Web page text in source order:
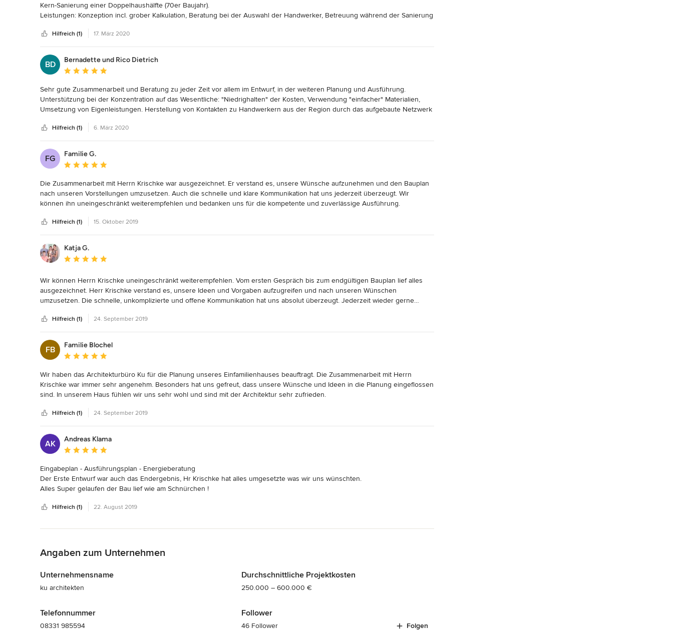
Kern-Sanierung einer Doppelhaushälfte (70er Baujahr).
Leistungen: Konzeption incl. grober Kalkulation, Beratung bei der Auswahl der Handwerker, Betreuung während der Sanierung
Hilfreich (1) 17. März 2020
BD
Bernadette und Rico Dietrich
Durchschnittliche Bewertung: 5 von 5 Sternen
Sehr gute Zusammenarbeit und Beratung zu jeder Zeit vor allem im Entwurf, in der weiteren Planung und Ausführung.
Unterstützung bei der Konzentration auf das Wesentliche: "Niedrighalten" der Kosten, Verwendung "einfacher" Materialien,
Umsetzung von Eigenleistungen. Herstellung von Kontakten zu Handwerkern aus der Region durch das aufgebaute Netzwerk
Hilfreich (1) 6. März 2020
FG
Familie G.
Durchschnittliche Bewertung: 5 von 5 Sternen
Die Zusammenarbeit mit Herrn Krischke war ausgezeichnet. Er verstand es, unsere Wünsche aufzunehmen und den Bauplan
nach unseren Vorstellungen umzusetzen. Auch die schnelle und klare Kommunikation hat uns jederzeit überzeugt. Wir
können ihn uneingeschränkt weiterempfehlen und bedanken uns für die kompetente und zuverlässige Ausführung.
Hilfreich (1) 15. Oktober 2019
Katja G.
Durchschnittliche Bewertung: 5 von 5 Sternen
Wir können Herrn Krischke uneingeschränkt weiterempfehlen. Vom ersten Gespräch bis zum endgültigen Bauplan lief alles
ausgezeichnet. Herr Krischke verstand es, unsere Ideen und Vorgaben aufzugreifen und nach unseren Wünschen
umzusetzen. Die schnelle, unkomplizierte und offene Kommunikation hat uns absolut überzeugt. Jederzeit wieder gerne…
Hilfreich (1) 24. September 2019
FB
Familie Blochel
Durchschnittliche Bewertung: 5 von 5 Sternen
Wir haben das Architekturbüro Ku für die Planung unseres Einfamilienhauses beauftragt. Die Zusammenarbeit mit Herrn
Krischke war immer sehr angenehm. Besonders hat uns gefreut, dass unsere Wünsche und Ideen in die Planung eingeflossen
sind. In unserem Haus fühlen wir uns sehr wohl und sind mit der Architektur sehr zufrieden.
Hilfreich (1) 24. September 2019
AK
Andreas Klama
Durchschnittliche Bewertung: 5 von 5 Sternen
Eingabeplan - Ausführungsplan - Energieberatung
Der Erste Entwurf war auch das Endergebnis, Hr Krischke hat alles umgesetzte was wir uns wünschten.
Alles Super gelaufen der Bau lief wie am Schnürchen !
Hilfreich (1) 22. August 2019
Angaben zum Unternehmen
Unternehmensname
ku architekten
Telefonnummer
08331 985594
Durchschnittliche Projektkosten
250.000 – 600.000 €
Follower
46 Follower Folgen